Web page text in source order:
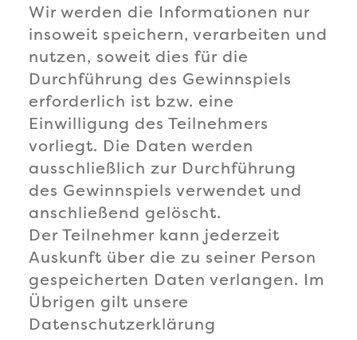
Wir werden die Informationen nur
insoweit speichern, verarbeiten und
nutzen, soweit dies für die
Durchführung des Gewinnspiels
erforderlich ist bzw. eine
Einwilligung des Teilnehmers
vorliegt. Die Daten werden
ausschließlich zur Durchführung
des Gewinnspiels verwendet und
anschließend gelöscht.
Der Teilnehmer kann jederzeit
Auskunft über die zu seiner Person
gespeicherten Daten verlangen. Im
Übrigen gilt unsere
Datenschutzerklärung